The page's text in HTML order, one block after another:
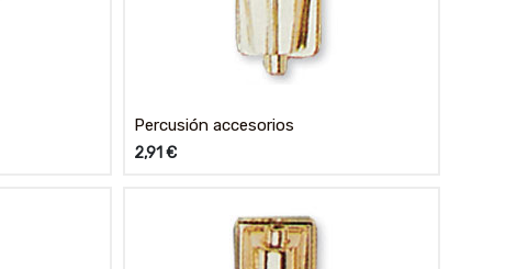
Percusión accesorios
2,91€